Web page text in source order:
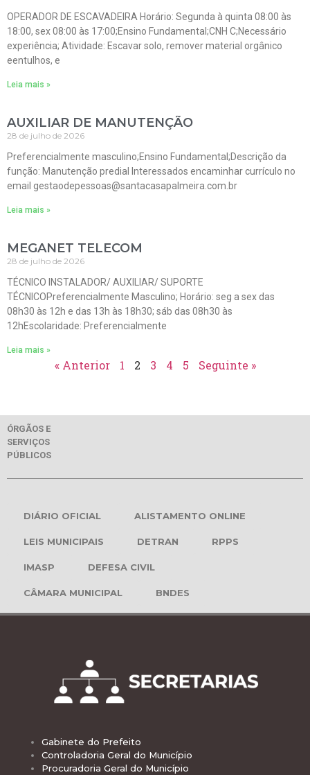
OPERADOR DE ESCAVADEIRA Horário: Segunda à quinta 08:00 às
18:00, sex 08:00 às 17:00;Ensino Fundamental;CNH C;Necessário
experiência; Atividade: Escavar solo, remover material orgânico
eentulhos, e
Leia mais »
AUXILIAR DE MANUTENÇÃO
28 de julho de 2026
Preferencialmente masculino;Ensino Fundamental;Descrição da
função: Manutenção predial Interessados encaminhar currículo no
email gestaodepessoas@santacasapalmeira.com.br
Leia mais »
MEGANET TELECOM
28 de julho de 2026
TÉCNICO INSTALADOR/ AUXILIAR/ SUPORTE
TÉCNICOPreferencialmente Masculino; Horário: seg a sex das
08h30 às 12h e das 13h às 18h30; sáb das 08h30 às
12hEscolaridade: Preferencialmente
Leia mais »
« Anterior 1 2 3 4 5 Seguinte »
ÓRGÃOS E
SERVIÇOS
PÚBLICOS
DIÁRIO OFICIAL ALISTAMENTO ONLINE
LEIS MUNICIPAIS DETRAN RPPS
IMASP DEFESA CIVIL
CÂMARA MUNICIPAL BNDES
Gabinete do Prefeito
Controladoria Geral do Município
Procuradoria Geral do Município